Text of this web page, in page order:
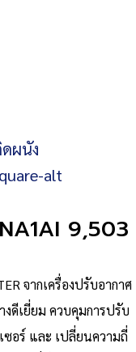
ผนัง
alt
9,503
จากเครื่องปรับอากาศ
งดีเยี่ยม ควบคุมการปรับ
ซอร์ และ เปลี่ยนความถี่